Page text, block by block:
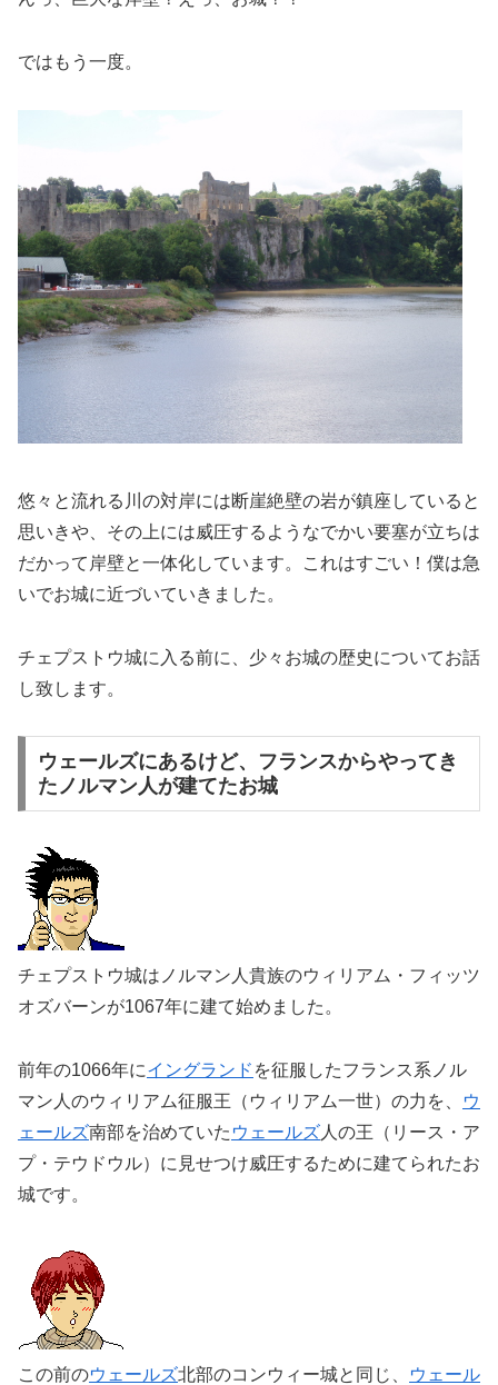
ではもう一度。
悠々と流れる川の対岸には断崖絶壁の岩が鎮座していると
思いきや、その上には威圧するようなでかい要塞が立ちは
だかって岸壁と一体化しています。これはすごい！僕は急
いでお城に近づいていきました。
チェプストウ城に入る前に、少々お城の歴史についてお話
し致します。
ウェールズにあるけど、フランスからやってき
たノルマン人が建てたお城
チェプストウ城はノルマン人貴族のウィリアム・フィッツ
オズバーンが1067年に建て始めました。
前年の1066年にイングランド を征服したフランス系ノル
マン人のウィリアム征服王（ウィリアム一世）の力を、
ウ
ェールズ南部を治めていた ウェールズ 人の王（リース・ア
プ・テウドウル）に見せつけ威圧するために建てられたお
城です。
この前のウェールズ北部のコンウィー城と同じ、
ウェール